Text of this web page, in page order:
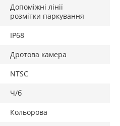
Допоміжні лінії
розмітки паркування
IP68
Дротова камера
NTSC
Ч/б
Кольорова